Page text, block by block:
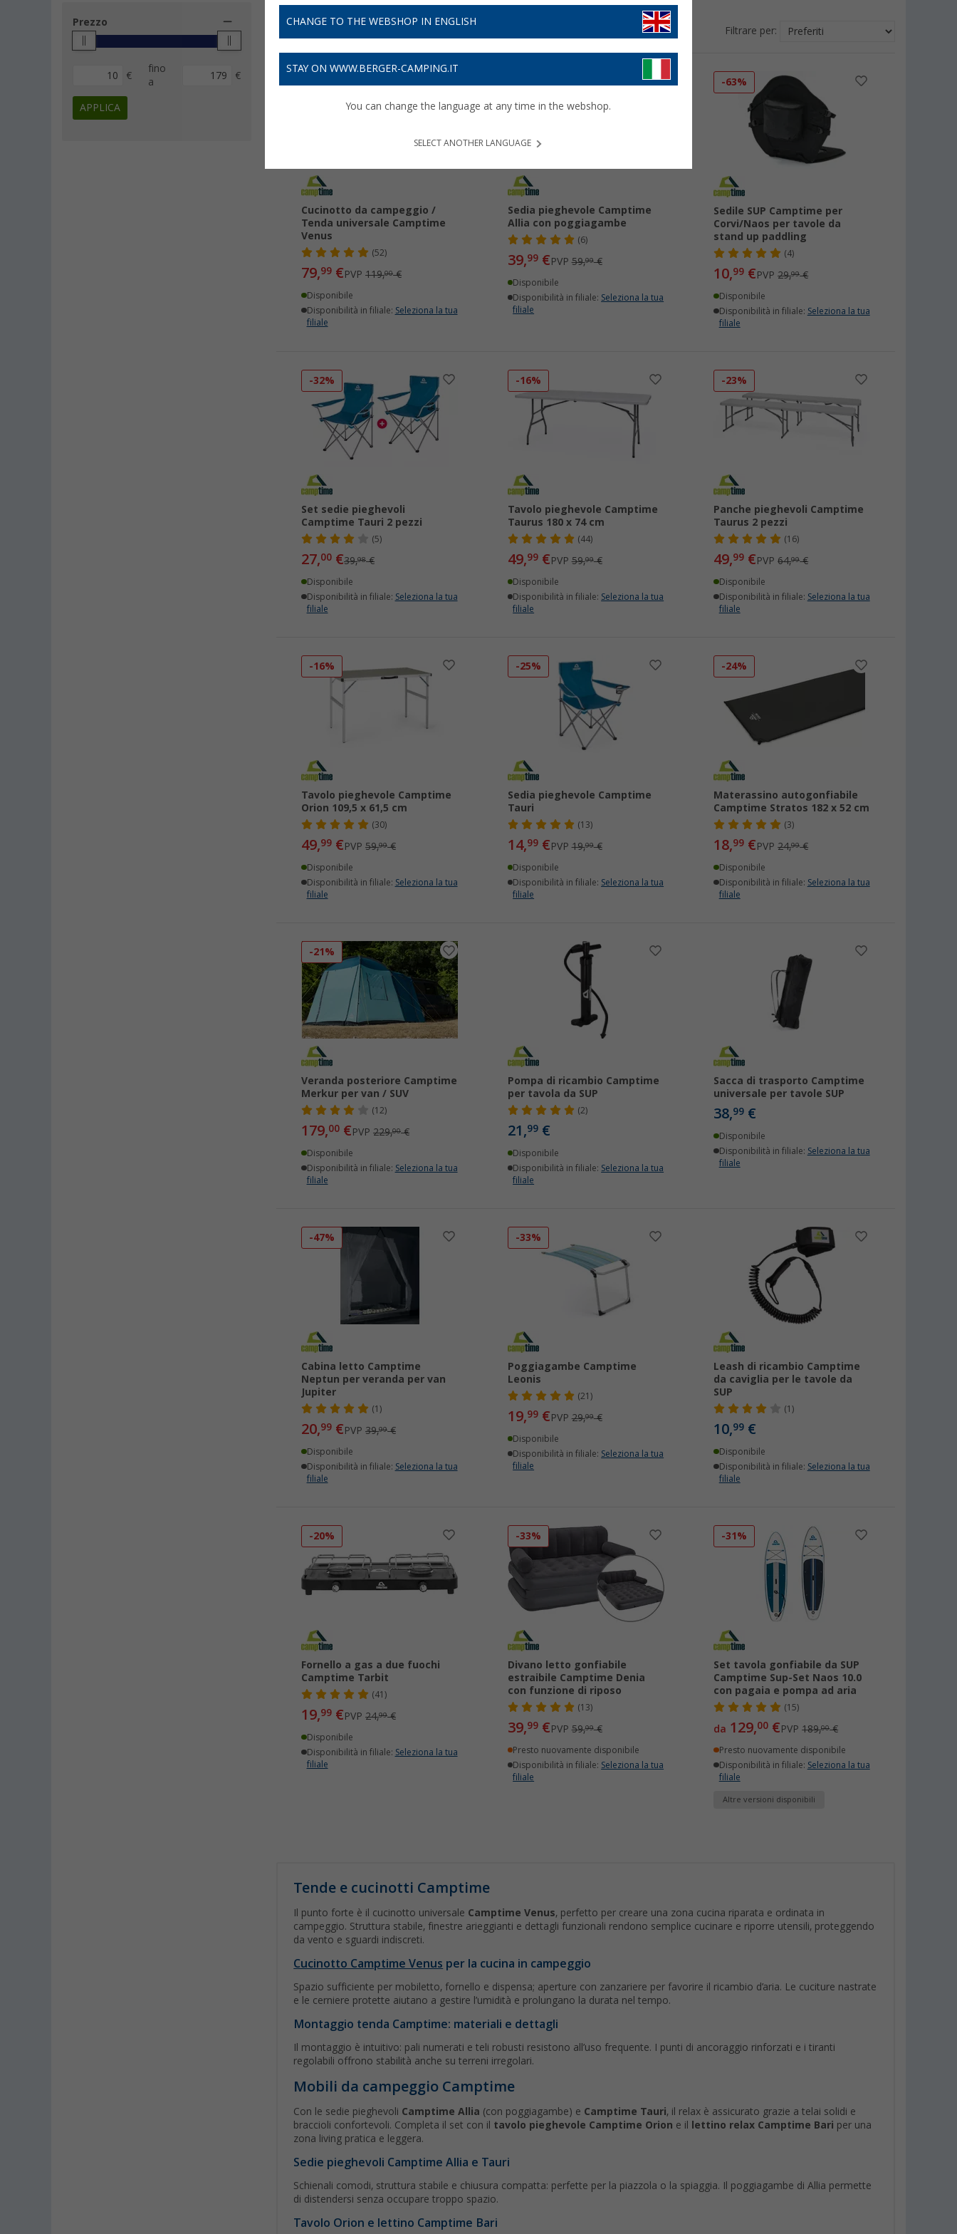
Prezzo
€
fino
a
€
APPLICA
Filtrare per:
Cucinotto da campeggio /
Tenda universale Camptime
Venus
(52)
79,99 €PVP119,00€
Disponibile
Disponibilità in filiale: Seleziona la tua
filiale
Sedia pieghevole Camptime
Allia con poggiagambe
(6)
39,99€PVP59,99€
Disponibile
Disponibilità in filiale: Seleziona la tua
filiale
-63%
Sedile SUP Camptime per
Corvi/Naos per tavole da
stand up paddling
(4)
10,99 €PVP29,99€
Disponibile
Disponibilità in filiale: Seleziona la tua
filiale
-32%
Set sedie pieghevoli
Camptime Tauri 2 pezzi
(5)
27,00 €39,98€
Disponibile
Disponibilità in filiale: Seleziona la tua
filiale
-16%
Tavolo pieghevole Camptime
Taurus 180 x 74 cm
(44)
49,99€PVP59,99€
Disponibile
Disponibilità in filiale: Seleziona la tua
filiale
-23%
Panche pieghevoli Camptime
Taurus 2 pezzi
(16)
49,99 €PVP64,99€
Disponibile
Disponibilità in filiale: Seleziona la tua
filiale
-16%
Tavolo pieghevole Camptime
Orion 109,5 x 61,5 cm
(30)
49,99 €PVP59,99€
Disponibile
Disponibilità in filiale: Seleziona la tua
filiale
-25%
Sedia pieghevole Camptime
Tauri
(13)
14,99€PVP19,99€
Disponibile
Disponibilità in filiale: Seleziona la tua
filiale
-24%
Materassino autogonfiabile
Camptime Stratos 182 x 52 cm
(3)
18,99 €PVP24,99€
Disponibile
Disponibilità in filiale: Seleziona la tua
filiale
-21%
Veranda posteriore Camptime
Merkur per van / SUV
(12)
179,00 €PVP229,00€
Disponibile
Disponibilità in filiale: Seleziona la tua
filiale
Pompa di ricambio Camptime
per tavola da SUP
(2)
21,99€
Disponibile
Disponibilità in filiale: Seleziona la tua
filiale
Sacca di trasporto Camptime
universale per tavole SUP
38,99 €
Disponibile
Disponibilità in filiale: Seleziona la tua
filiale
-47%
Cabina letto Camptime
Neptun per veranda per van
Jupiter
(1)
20,99 €PVP39,99€
Disponibile
Disponibilità in filiale: Seleziona la tua
filiale
-33%
Poggiagambe Camptime
Leonis
(21)
19,99€PVP29,99€
Disponibile
Disponibilità in filiale: Seleziona la tua
filiale
Leash di ricambio Camptime
da caviglia per le tavole da
SUP
(1)
10,99 €
Disponibile
Disponibilità in filiale: Seleziona la tua
filiale
-20%
Fornello a gas a due fuochi
Camptime Tarbit
(41)
19,99 €PVP24,99€
Disponibile
Disponibilità in filiale: Seleziona la tua
filiale
-33%
Divano letto gonfiabile
estraibile Camptime Denia
con funzione di riposo
(13)
39,99€PVP59,99€
Presto nuovamente disponibile
Disponibilità in filiale: Seleziona la tua
filiale
-31%
Set tavola gonfiabile da SUP
Camptime Sup-Set Naos 10.0
con pagaia e pompa ad aria
(15)
da 129,00 €PVP189,00€
Presto nuovamente disponibile
Disponibilità in filiale: Seleziona la tua
filiale
Altre versioni disponibili
Tende e cucinotti Camptime
Il punto forte è il cucinotto universale Camptime Venus, perfetto per creare una zona cucina riparata e ordinata in
campeggio. Struttura stabile, finestre arieggianti e dettagli funzionali rendono semplice cucinare e riporre utensili, proteggendo
da vento e sguardi indiscreti.
Cucinotto Camptime Venus per la cucina in campeggio
Spazio sufficiente per mobiletto, fornello e dispensa; aperture con zanzariere per favorire il ricambio d’aria. Le cuciture nastrate
e le cerniere protette aiutano a gestire l’umidità e prolungano la durata nel tempo.
Montaggio tenda Camptime: materiali e dettagli
Il montaggio è intuitivo: pali numerati e teli robusti resistono all’uso frequente. I punti di ancoraggio rinforzati e i tiranti
regolabili offrono stabilità anche su terreni irregolari.
Mobili da campeggio Camptime
Con le sedie pieghevoli Camptime Allia (con poggiagambe) e Camptime Tauri, il relax è assicurato grazie a telai solidi e
braccioli confortevoli. Completa il set con il tavolo pieghevole Camptime Orion e il lettino relax Camptime Bari per una
zona living pratica e leggera.
Sedie pieghevoli Camptime Allia e Tauri
Schienali comodi, struttura stabile e chiusura compatta: perfette per la piazzola o la spiaggia. Il poggiagambe di Allia permette
di distendersi senza occupare troppo spazio.
Tavolo Orion e lettino Camptime Bari
CHANGE TO THE WEBSHOP IN ENGLISH
STAY ON WWW.BERGER-CAMPING.IT
You can change the language at any time in the webshop.
SELECT ANOTHER LANGUAGE